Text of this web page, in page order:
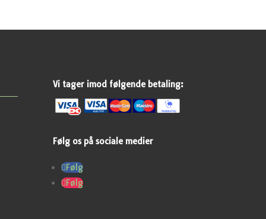
Vi tager imod følgende betaling:
Følg os på sociale medier
Følg
Følg